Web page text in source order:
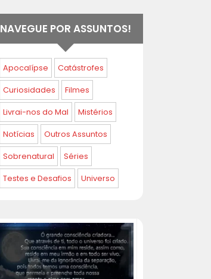
NAVEGUE POR ASSUNTOS!
Apocalípse Catástrofes
Curiosidades Filmes
Livrai-nos do Mal Mistérios
Notícias Outros Assuntos
Sobrenatural Séries
Testes e Desafios Universo